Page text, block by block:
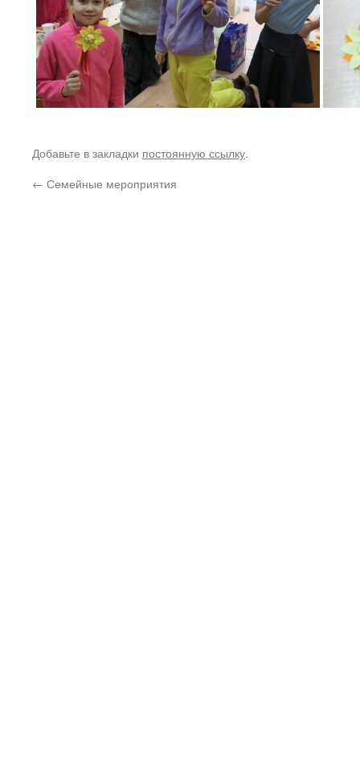
Добавьте в закладки постоянную ссылку.
← Семейные мероприятия